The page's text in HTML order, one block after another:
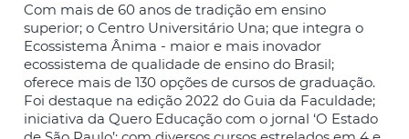
Com mais de 60 anos de tradição em ensino
superior; o Centro Universitário Una; que integra o
Ecossistema Ânima - maior e mais inovador
ecossistema de qualidade de ensino do Brasil;
oferece mais de 130 opções de cursos de graduação.
Foi destaque na edição 2022 do Guia da Faculdade;
iniciativa da Quero Educação com o jornal ‘O Estado